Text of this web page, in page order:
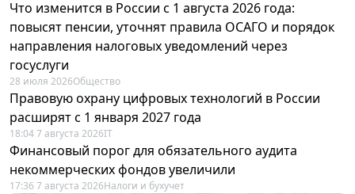
Что изменится в России с 1 августа 2026 года:
повысят пенсии, уточнят правила ОСАГО и порядок
направления налоговых уведомлений через
госуслуги
28 июля 2026Общество
Правовую охрану цифровых технологий в России
расширят с 1 января 2027 года
18:04 7 августа 2026IT
Финансовый порог для обязательного аудита
некоммерческих фондов увеличили
17:36 7 августа 2026Налоги и бухучет